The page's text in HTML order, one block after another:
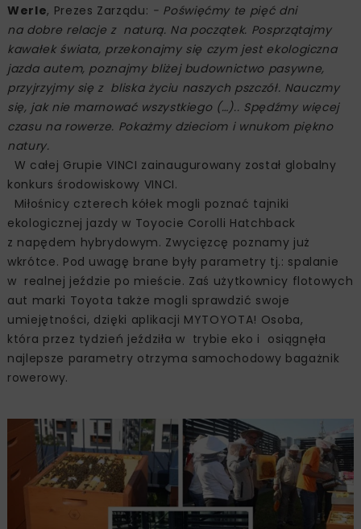
Werle, Prezes Zarządu: - Poświęćmy te pięć dni
na dobre relacje z naturą. Na początek. Posprzątajmy
kawałek świata, przekonajmy się czym jest ekologiczna
jazda autem, poznajmy bliżej budownictwo pasywne,
przyjrzyjmy się z bliska życiu naszych pszczół. Nauczmy
się, jak nie marnować wszystkiego (…).. Spędźmy więcej
czasu na rowerze. Pokażmy dzieciom i wnukom piękno
natury.
W całej Grupie VINCI zainaugurowany został globalny
konkurs środowiskowy VINCI.
Miłośnicy czterech kółek mogli poznać tajniki
ekologicznej jazdy w Toyocie Corolli Hatchback
z napędem hybrydowym. Zwycięzcę poznamy już
wkrótce. Pod uwagę brane były parametry tj.: spalanie
w realnej jeździe po mieście. Zaś użytkownicy flotowych
aut marki Toyota także mogli sprawdzić swoje
umiejętności, dzięki aplikacji MYTOYOTA! Osoba,
która przez tydzień jeździła w trybie eko i osiągnęła
najlepsze parametry otrzyma samochodowy bagażnik
rowerowy.